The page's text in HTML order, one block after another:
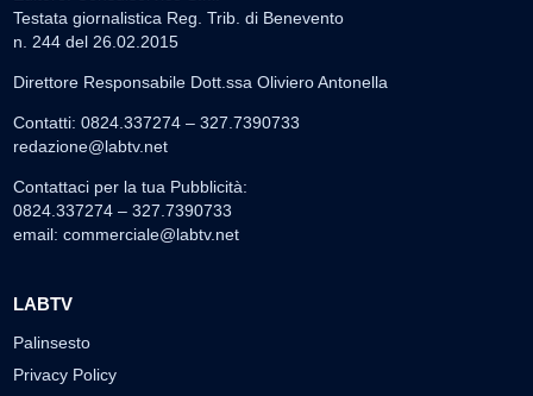
Testata giornalistica Reg. Trib. di Benevento
n. 244 del 26.02.2015
Direttore Responsabile Dott.ssa Oliviero Antonella
Contatti: 0824.337274 – 327.7390733
redazione@labtv.net
Contattaci per la tua Pubblicità:
0824.337274 – 327.7390733
email: commerciale@labtv.net
LABTV
Palinsesto
Privacy Policy